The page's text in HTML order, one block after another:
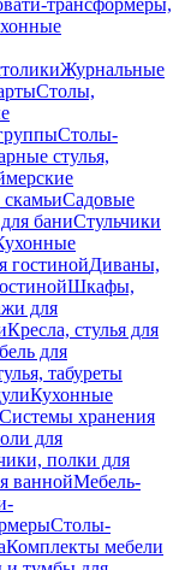
трансформеры,
Журнальные
Столы,
Столы-
стулья,
Садовые
баниСтульчики
гостинойДиваны,
Шкафы,
для
Кресла, стулья для
для
табуреты
Кухонные
Системы хранения
для
полки для
ваннойМебель-
Столы-
Комплекты мебели